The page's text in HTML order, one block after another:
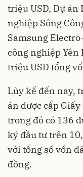
triệu USD, Dự án
nghiệp Sông
Samsung
công nghiệp
triệu USD tổng
Lũy kế đến nay,
án được cấp
trong đó có 136
ký đầu tư trên
với tổng số vốn
đồng.